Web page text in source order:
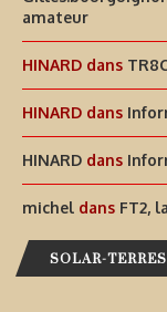
amateur
HINARD dans
HINARD dans
HINARD dans
michel dans FT2,
SOLAR-